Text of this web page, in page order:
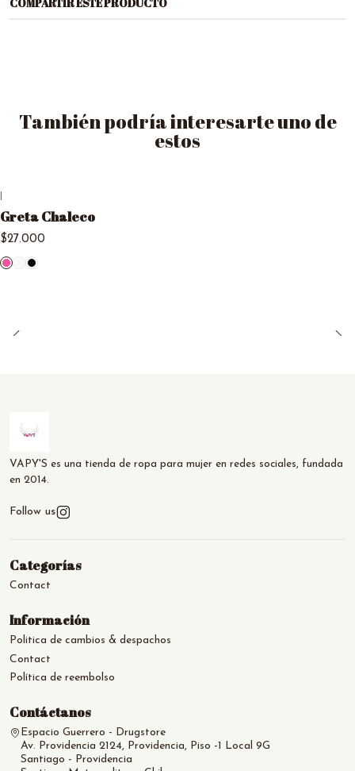
COMPARTIR ESTE PRODUCTO
También podría interesarte uno de
estos
Greta Chaleco
$27.000
VAPY'S es una tienda de ropa para mujer en redes sociales, fundada
en 2014.
Follow us
Categorías
Contact
Información
Politica de cambios & despachos
Contact
Política de reembolso
Contáctanos
Espacio Guerrero - Drugstore
Av. Providencia 2124, Providencia, Piso -1 Local 9G
Santiago - Providencia